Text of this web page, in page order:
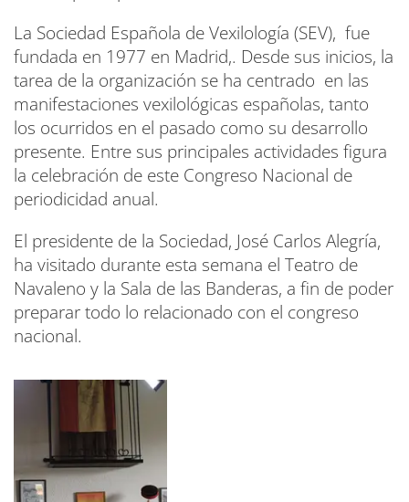
La Sociedad Española de Vexilología (SEV), fue
fundada en 1977 en Madrid,. Desde sus inicios, la
tarea de la organización se ha centrado en las
manifestaciones vexilológicas españolas, tanto
los ocurridos en el pasado como su desarrollo
presente. Entre sus principales actividades figura
la celebración de este Congreso Nacional de
periodicidad anual.
El presidente de la Sociedad, José Carlos Alegría,
ha visitado durante esta semana el Teatro de
Navaleno y la Sala de las Banderas, a fin de poder
preparar todo lo relacionado con el congreso
nacional.